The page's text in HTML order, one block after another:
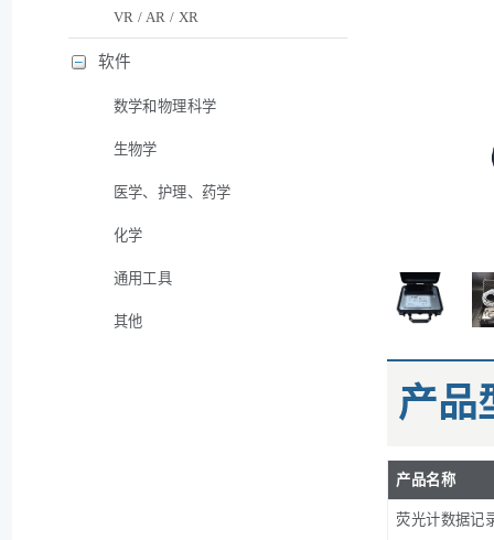
产品
产品名称
荧光计数据记
VR / AR / XR
软件
数学和物理科学
生物学
医学、护理、药学
化学
通用工具
其他